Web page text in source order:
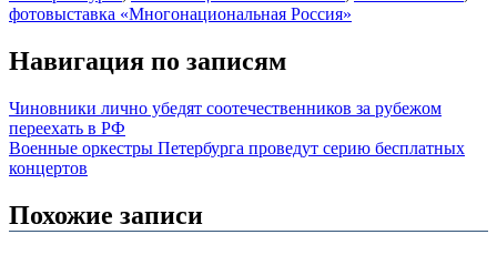
фотовыставка «Многонациональная Россия»
Навигация по записям
Чиновники лично убедят соотечественников за рубежом
переехать в РФ
Военные оркестры Петербурга проведут серию бесплатных
концертов
Похожие записи